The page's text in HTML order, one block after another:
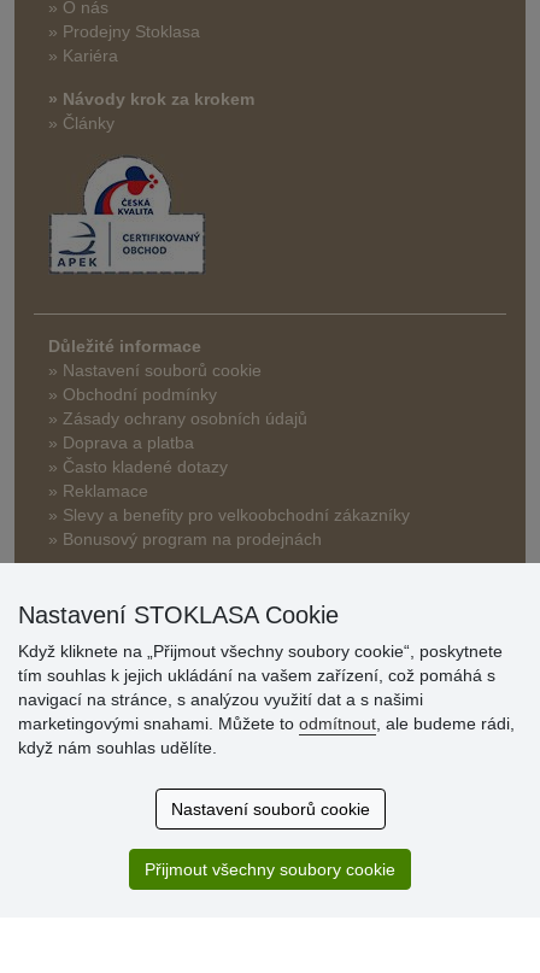
» O nás
» Prodejny Stoklasa
» Kariéra
» Návody krok za krokem
» Články
Důležité informace
» Nastavení souborů cookie
» Obchodní podmínky
» Zásady ochrany osobních údajů
» Doprava a platba
» Často kladené dotazy
» Reklamace
» Slevy a benefity pro velkoobchodní zákazníky
» Bonusový program na prodejnách
Hodnocení
zákazníků
Super obchod, kvalitní zboží za slušné ceny. Vřele
Nastavení STOKLASA Cookie
Když kliknete na „Přijmout všechny soubory cookie“, poskytnete
tím souhlas k jejich ukládání na vašem zařízení, což pomáhá s
navigací na stránce, s analýzou využití dat a s našimi
marketingovými snahami. Můžete to odmítnout , ale budeme rádi,
když nám souhlas udělíte.
Nastavení souborů cookie
Přijmout všechny soubory cookie